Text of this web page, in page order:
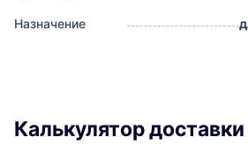
Назначение
Калькулятор доставки